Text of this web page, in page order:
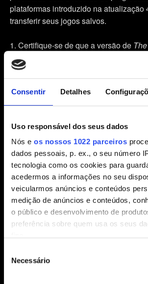
Consentir Detalhes
Uso responsável dos seus dados
Nós e os nossos 1022 parceiros
dados pessoais, p. ex., o seu número
tecnologia como os cookies para
acedermos a informações no seu
veicularmos anúncios e conteúdos
medição de anúncios e conteúdos,
o público e desenvolvimento de
preferência sobre quem usa os seus
Se permitir, gostaríamos também de:
Necessário
plataformas introduzido na atualização
transferir seus jogos salvos.
Certifique-se de que a versão de
Hunt
esteja atualizada com o patch
essa informação no menu principal do
título.
Minhas recompensas
conta CD PROJEKT RED.
Depois de conectado, a progressão
será ativada por padrão. Você também
la/desativá-la emOpções→
Progressão entre plataformas.
Abra o menuCarregar jogoe aperte
Progressão entre plataformas exibido
do botão.
Crie um novo jogo salvo. Ele
automaticamente para a nuvem e um
aparecerá ao lado do nome do jogo